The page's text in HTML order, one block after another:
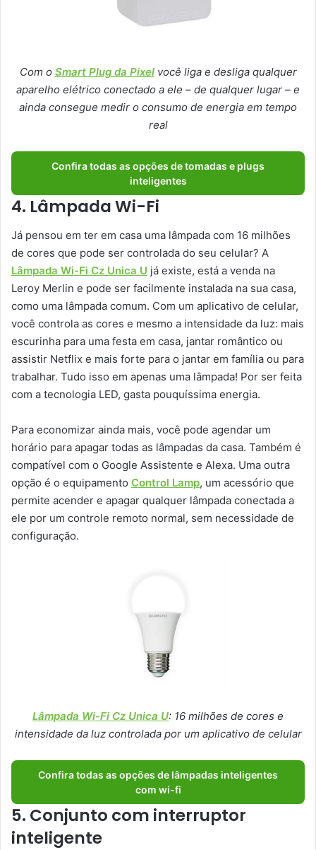
Com o Smart Plug da Pixelvocê liga e desliga qualquer
aparelho elétrico conectado a ele – de qualquer lugar – e
ainda consegue medir o consumo de energia em tempo
real
Confira todas as opções de tomadas e plugs
inteligentes
4. Lâmpada Wi-Fi
Já pensou em ter em casa uma lâmpada com 16 milhões
de cores que pode ser controlada do seu celular? A
Lâmpada Wi-Fi Cz Unica U já existe, está a venda na
Leroy Merlin e pode ser facilmente instalada na sua casa,
como uma lâmpada comum. Com um aplicativo de celular,
você controla as cores e mesmo a intensidade da luz: mais
escurinha para uma festa em casa, jantar romântico ou
assistir Netflix e mais forte para o jantar em família ou para
trabalhar. Tudo isso em apenas uma lâmpada! Por ser feita
com a tecnologia LED, gasta pouquíssima energia.
Para economizar ainda mais, você pode agendar um
horário para apagar todas as lâmpadas da casa. Também é
compatível com o Google Assistente e Alexa. Uma outra
opção é o equipamento Control Lamp, um acessório que
permite acender e apagar qualquer lâmpada conectada a
ele por um controle remoto normal, sem necessidade de
configuração.
Lâmpada Wi-Fi Cz Unica U: 16 milhões de cores e
intensidade da luz controlada por um aplicativo de celular
Confira todas as opções de lâmpadas inteligentes
com wi-fi
5. Conjunto com interruptor
inteligente